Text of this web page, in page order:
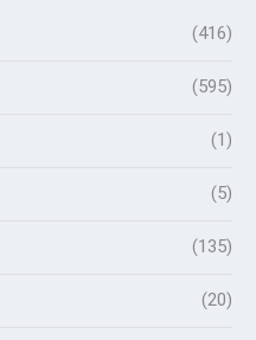
(416)
(595)
(1)
(5)
(135)
(20)